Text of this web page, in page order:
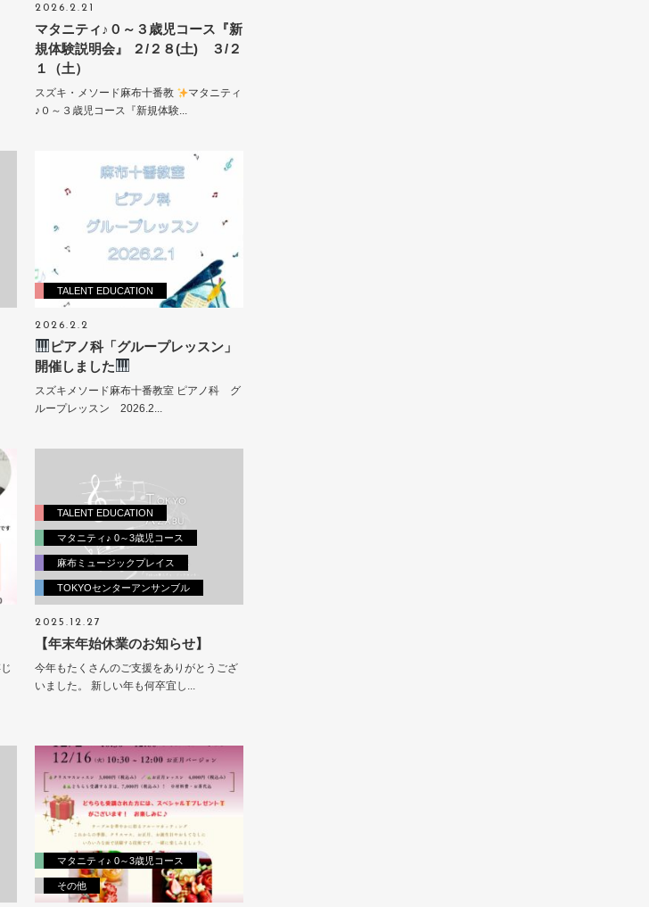
2026.2.21
マタニティ♪０～３歳児コース『新
規体験説明会』 ２/２８(土) ３/２
１（土）
スズキ・メソード麻布十番教
マタニティ
♪０～３歳児コース『新規体験...
TALENT EDUCATION
2026.2.2
ピアノ科「グループレッスン」
開催しました
スズキメソード麻布十番教室 ピアノ科 グ
ループレッスン 2026.2...
TALENT EDUCATION
マタニティ♪ 0～3歳児コース
麻布ミュージックプレイス
TOKYOセンターアンサンブル
2025.12.27
【年末年始休業のお知らせ】
今年もたくさんのご支援をありがとうござ
いました。 新しい年も何卒宜し...
マタニティ♪ 0～3歳児コース
その他